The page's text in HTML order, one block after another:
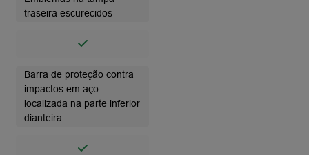
traseira escurecidos
Barra de proteção contra
impactos em aço
localizada na parte inferior
dianteira